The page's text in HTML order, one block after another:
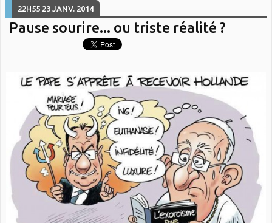
22H55 23 JANV. 2014
Pause sourire... ou triste réalité ?